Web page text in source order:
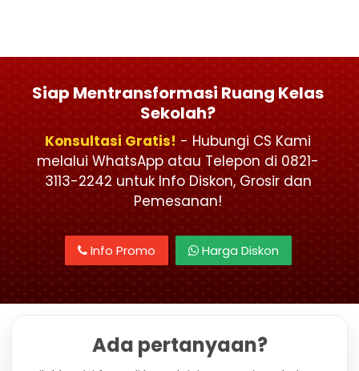
Siap Mentransformasi Ruang Kelas
Sekolah?
Konsultasi Gratis! - Hubungi CS Kami
melalui WhatsApp atau Telepon di 0821-
3113-2242 untuk Info Diskon, Grosir dan
Pemesanan!
Info Promo Harga Diskon
Ada pertanyaan?